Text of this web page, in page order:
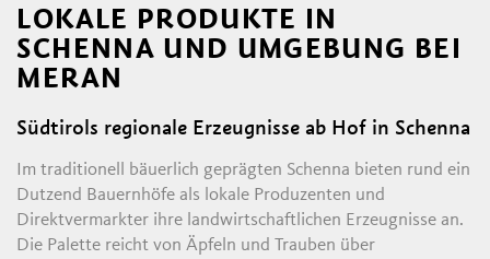
LOKALE PRODUKTE IN
SCHENNA UND UMGEBUNG BEI
MERAN
Südtirols regionale Erzeugnisse ab Hof in Schenna
Im traditionell bäuerlich geprägten Schenna bieten rund ein
Dutzend Bauernhöfe als lokale Produzenten und
Direktvermarkter ihre landwirtschaftlichen Erzeugnisse an.
Die Palette reicht von Äpfeln und Trauben über